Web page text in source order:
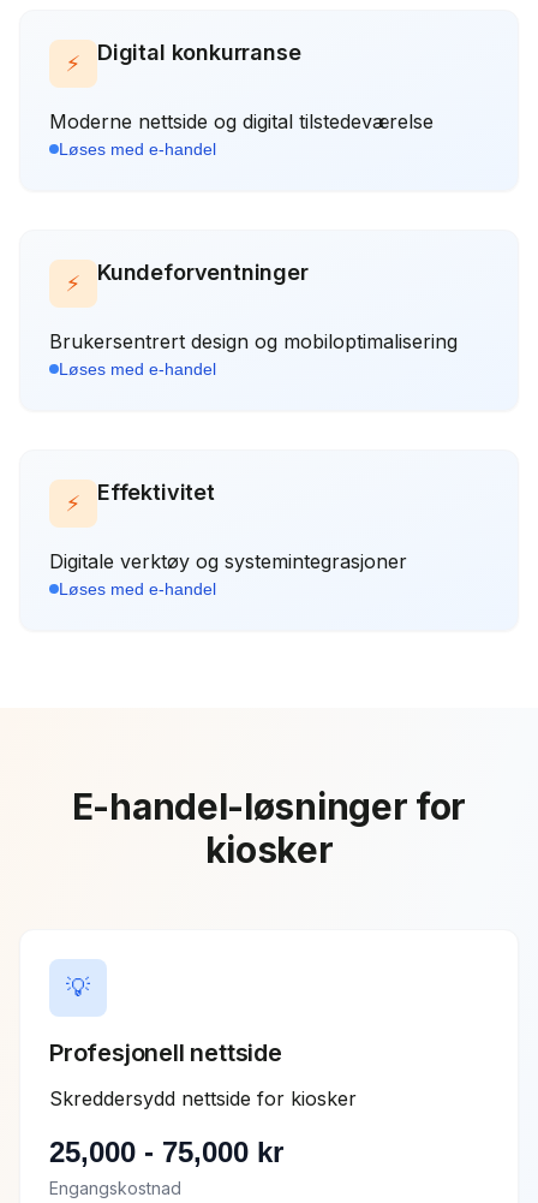
⚡ Digital konkurranse
Moderne nettside og digital tilstedeværelse
Løses med e-handel
⚡ Kundeforventninger
Brukersentrert design og mobiloptimalisering
Løses med e-handel
⚡ Effektivitet
Digitale verktøy og systemintegrasjoner
Løses med e-handel
E-handel-løsninger for
kiosker
💡
Profesjonell nettside
Skreddersydd nettside for kiosker
25,000 - 75,000 kr
Engangskostnad